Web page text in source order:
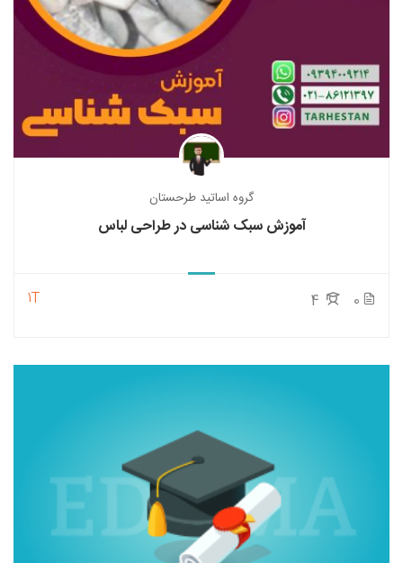
گروه اساتید طرحستان
آموزش سبک شناسی در طراحی لباس
0
1T